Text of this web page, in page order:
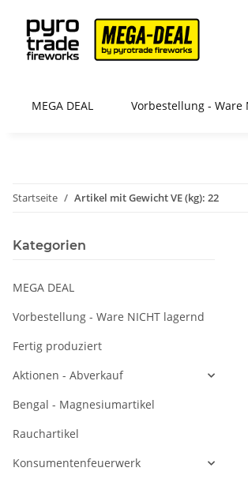
MEGA DEAL Vorbestellung - Ware
Startseite Artikel mit Gewicht VE (kg): 22
Kategorien
MEGA DEAL
Vorbestellung - Ware NICHT lagernd
Fertig produziert
Aktionen - Abverkauf
Bengal - Magnesiumartikel
Rauchartikel
Konsumentenfeuerwerk